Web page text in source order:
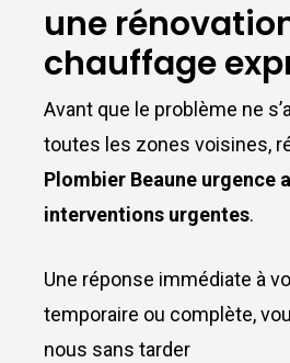
une
chauffage
Avant que le problème ne
toutes les zones voisines,
Plombier Beaune urgence
interventions urgentes.
Une réponse immédiate à
temporaire ou complète,
nous sans tarder